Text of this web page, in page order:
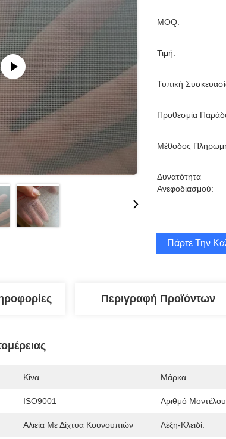
MOQ:
Τιμή:
Τυπική
Προθεσμία
Μέθοδος
Δυνατότητα
Ανεφοδιασμού:
Πάρτε Την
Περιγραφή Προϊόντων
Κίνα Μάρκα
ISO9001 Αριθμό Μοντέλου
Αλιεία Με Δίχτυα Κουνουπιών Λέξη-Κλειδί: